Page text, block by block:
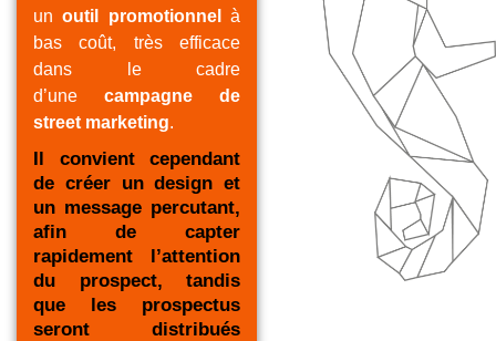
unoutil promotionnel
à
bas coût, très efficace
dans le cadre
d’unecampagne de
street marketing.
Il convient cependant
de créer un design et
un message percutant,
afin de capter
rapidement l’attention
du prospect, tandis
que les prospectus
seront distribués